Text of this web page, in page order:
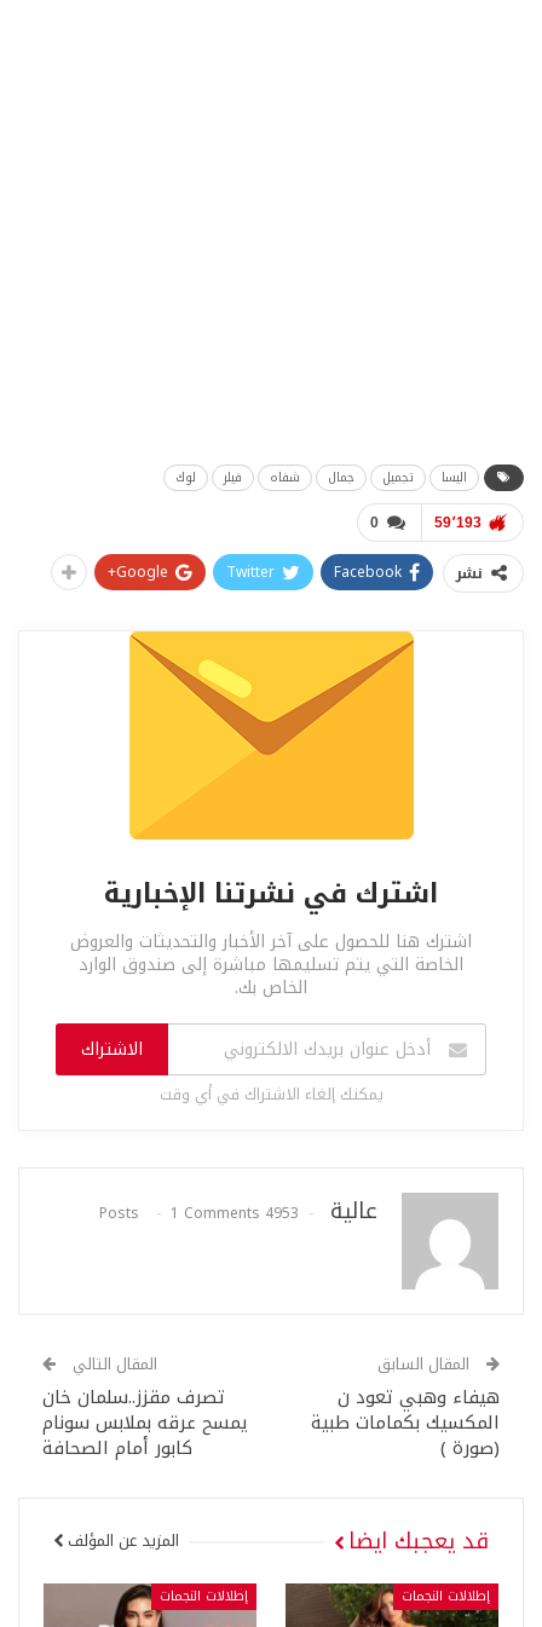
اليسا تجميل جمال شفاه فيلر لوك
0 59٬193
نشر Facebook
Twitter
Google+
اشترك في نشرتنا الإخبارية
اشترك هنا للحصول على آخر الأخبار والتحديثات والعروض
الخاصة التي يتم تسليمها مباشرة إلى صندوق الوارد
الخاص بك.
الاشتراك
يمكنك إلغاء الاشتراك في أي وقت
عالية 4953 Posts
1 Comments
المقال السابق
هيفاء وهبي تعود ن
المكسيك بكمامات طبية
(صورة )
المقال التالي
تصرف مقزز..سلمان خان
يمسح عرقه بملابس سونام
كابور أمام الصحافة
قد يعجبك ايضا المزيد عن المؤلف
إطلالات النجمات إطلالات النجمات